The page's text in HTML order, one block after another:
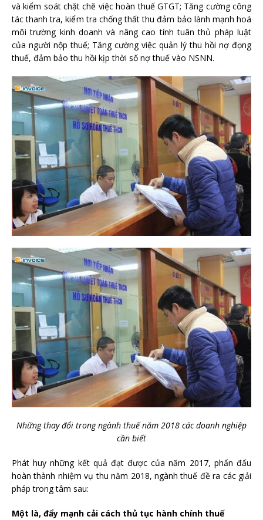
và kiểm soát chặt chẽ việc hoàn thuế GTGT; Tăng cường công
tác thanh tra, kiểm tra chống thất thu đảm bảo lành mạnh hoá
môi trường kinh doanh và nâng cao tính tuân thủ pháp luật
của người nộp thuế; Tăng cường việc quản lý thu hồi nợ đọng
thuế, đảm bảo thu hồi kịp thời số nợ thuế vào NSNN.
Những thay đổi trong ngành thuế năm 2018 các doanh nghiệp
cần biết
Phát huy những kết quả đạt được của năm 2017, phấn đấu
hoàn thành nhiệm vụ thu năm 2018, ngành thuế đề ra các giải
pháp trong tâm sau:
Một là, đẩy mạnh cải cách thủ tục hành chính thuế